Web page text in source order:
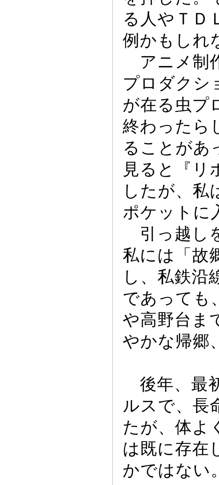
る人やＴＤ
例かもしれ
アニメ制
プロダクシ
が在る虫プ
終わ っ たら
ることがあ
見ると『リ
したが、私
ポケ ッ トに
引 っ 越し
私には「故
し、私鉄沿
であ っ ても
や高野台ま
やかな帰郷
後年、最
ルスで、長
たが、体よ
は既に存在
かではない